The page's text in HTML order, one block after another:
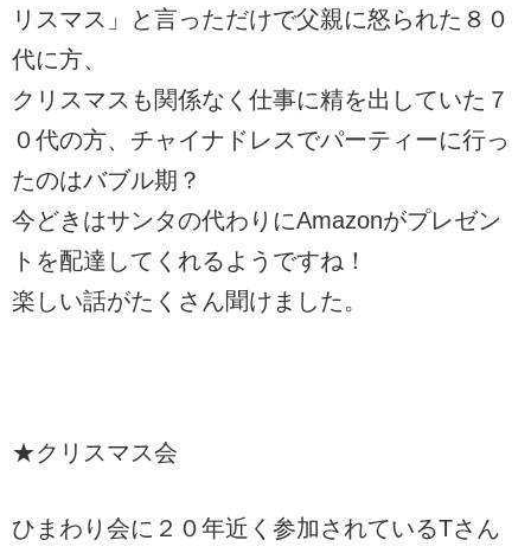
リスマス」と言っただけで父親に怒られた８０
代に方、
クリスマスも関係なく仕事に精を出していた７
０代の方、チャイナドレスでパーティーに行っ
たのはバブル期？
今どきはサンタの代わりにAmazonがプレゼン
トを配達してくれるようですね！
楽しい話がたくさん聞けました。
★クリスマス会
ひまわり会に２０年近く参加されているTさん